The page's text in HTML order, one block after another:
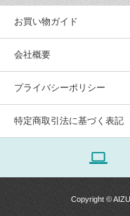
お買い物ガイド
会社概要
プライバシーポリシー
特定商取引法に基づく表記
Copyright ©